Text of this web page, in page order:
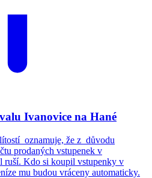
Ivanovice na Hané
oznamuje, že z důvodu
prodaných vstupenek v
ruší. Kdo si koupil vstupenky v
mu budou vráceny automaticky.